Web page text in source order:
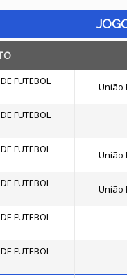
FUTEBOL
União
FUTEBOL
FUTEBOL
União
FUTEBOL
União
FUTEBOL
FUTEBOL